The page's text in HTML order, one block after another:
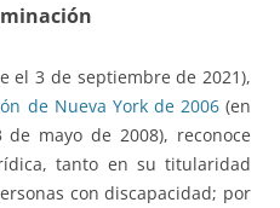
el 3 de septiembre de 2021),
de Nueva York de 2006(en
mayo de 2008), reconoce
tanto en su titularidad
con discapacidad; por